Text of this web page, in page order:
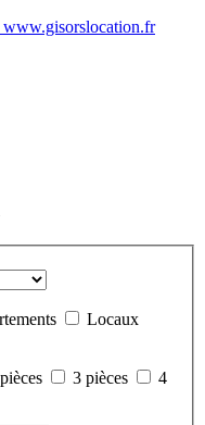
Locaux
3 pièces
4